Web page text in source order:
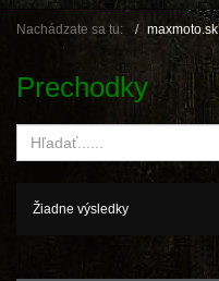
Nachádzate sa tu: maxmoto.sk
Prechodky
Žiadne výsledky